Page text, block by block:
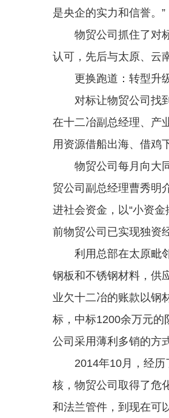
是央企的实力和信誉。”
物贸公司抓住了对标
认可，先后与太原、云
更换跑道：转型升
对标让物贸公司找到
在十二冶副总经理、产
用资源借船出海、借鸡
物贸公司每月向大同
贸公司副总经理曹秀明
进社会资金，以“小资
前物贸公司已实现独资
利用总部在太原毗邻
钢板和不锈钢材料，供
业欠十二冶的账款以钢
标，中标1200余万元的
公司采用薄利多销的方
2014年10月，经历了
核，物贸公司取得了危
和法兰管件，到现在可